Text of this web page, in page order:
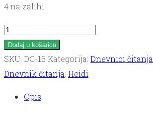
4 na zalihi
Dnevnik
čitanja:
HEIDI
količina
Dodaj u košaricu
SKU: DC-16 Kategorija: Dnevnici čitanja
Dnevnik čitanja, Heidi
Opis